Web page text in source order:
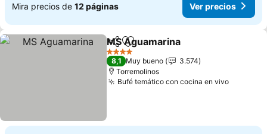
Mira precios de 12 páginas Ver precios
CompartirAgregar a favoritos
MS Aguamarina
4 Estrellas
8,1 Muy bueno
3.574
Torremolinos
Bufé temático con cocina en vivo